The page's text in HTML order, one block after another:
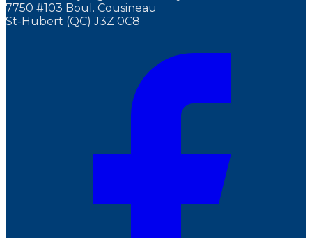
7750 #103 Boul. Cousineau
St-Hubert (QC) J3Z 0C8